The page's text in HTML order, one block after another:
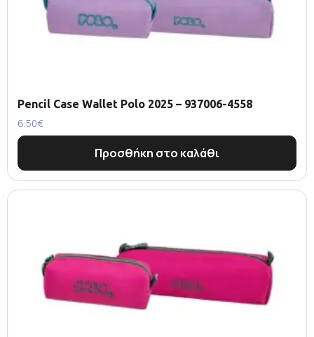
Pencil Case Wallet Polo 2025 – 937006-4558
6.50€
Προσθήκη στο καλάθι